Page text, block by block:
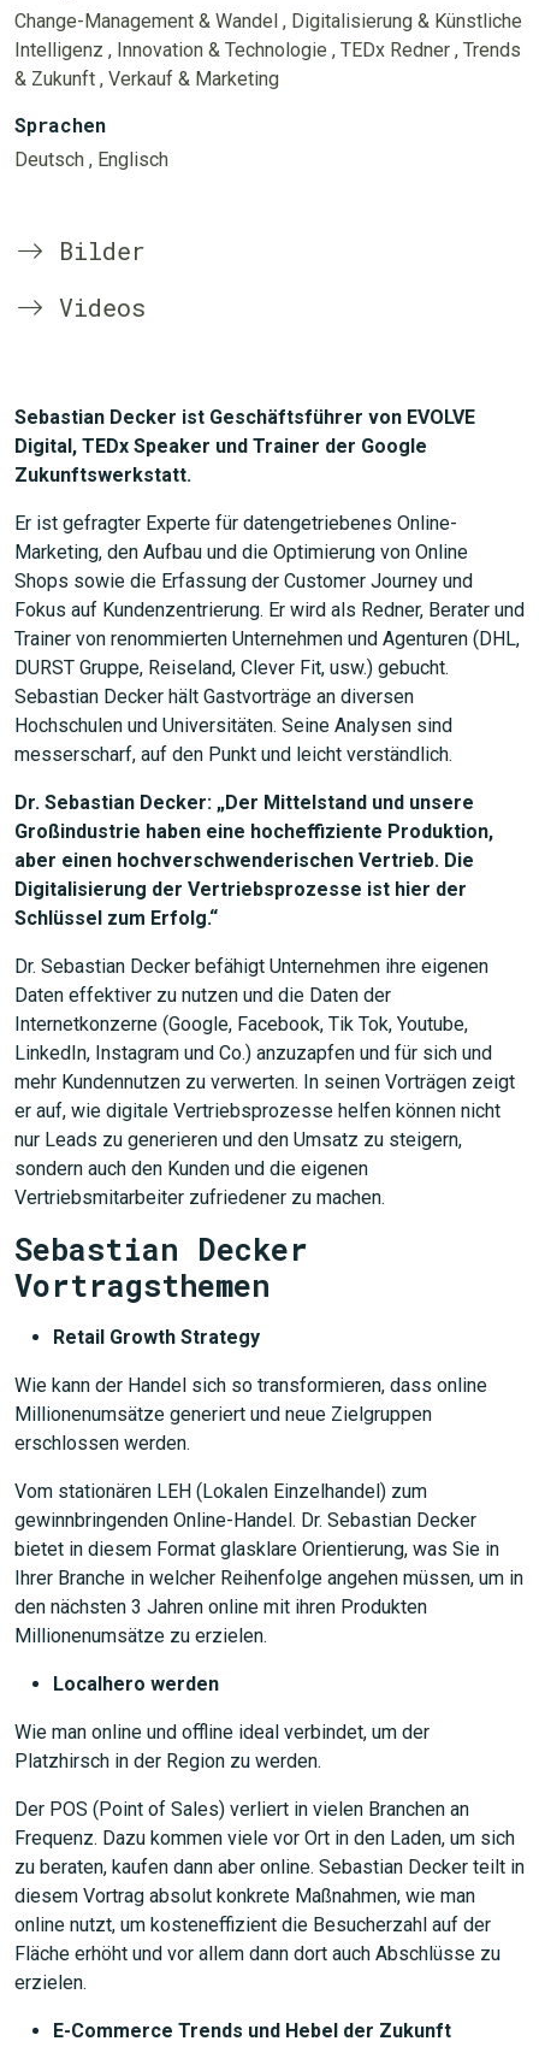
Change-Management & Wandel , Digitalisierung & Künstliche
Intelligenz , Innovation & Technologie , TEDx Redner , Trends
& Zukunft , Verkauf & Marketing
Sprachen
Deutsch , Englisch
Bilder
Videos
Sebastian Decker ist Geschäftsführer von EVOLVE
Digital, TEDx Speaker und Trainer der Google
Zukunftswerkstatt.
Er ist gefragter Experte für datengetriebenes Online-
Marketing, den Aufbau und die Optimierung von Online
Shops sowie die Erfassung der Customer Journey und
Fokus auf Kundenzentrierung. Er wird als Redner, Berater und
Trainer von renommierten Unternehmen und Agenturen (DHL,
DURST Gruppe, Reiseland, Clever Fit, usw.) gebucht.
Sebastian Decker hält Gastvorträge an diversen
Hochschulen und Universitäten. Seine Analysen sind
messerscharf, auf den Punkt und leicht verständlich.
Dr. Sebastian Decker: „Der Mittelstand und unsere
Großindustrie haben eine hocheffiziente Produktion,
aber einen hochverschwenderischen Vertrieb. Die
Digitalisierung der Vertriebsprozesse ist hier der
Schlüssel zum Erfolg.“
Dr. Sebastian Decker befähigt Unternehmen ihre eigenen
Daten effektiver zu nutzen und die Daten der
Internetkonzerne (Google, Facebook, Tik Tok, Youtube,
LinkedIn, Instagram und Co.) anzuzapfen und für sich und
mehr Kundennutzen zu verwerten. In seinen Vorträgen zeigt
er auf, wie digitale Vertriebsprozesse helfen können nicht
nur Leads zu generieren und den Umsatz zu steigern,
sondern auch den Kunden und die eigenen
Vertriebsmitarbeiter zufriedener zu machen.
Sebastian Decker
Vortragsthemen
Retail Growth Strategy
Wie kann der Handel sich so transformieren, dass online
Millionenumsätze generiert und neue Zielgruppen
erschlossen werden.
Vom stationären LEH (Lokalen Einzelhandel) zum
gewinnbringenden Online-Handel. Dr. Sebastian Decker
bietet in diesem Format glasklare Orientierung, was Sie in
Ihrer Branche in welcher Reihenfolge angehen müssen, um in
den nächsten 3 Jahren online mit ihren Produkten
Millionenumsätze zu erzielen.
Localhero werden
Wie man online und offline ideal verbindet, um der
Platzhirsch in der Region zu werden.
Der POS (Point of Sales) verliert in vielen Branchen an
Frequenz. Dazu kommen viele vor Ort in den Laden, um sich
zu beraten, kaufen dann aber online. Sebastian Decker teilt in
diesem Vortrag absolut konkrete Maßnahmen, wie man
online nutzt, um kosteneffizient die Besucherzahl auf der
Fläche erhöht und vor allem dann dort auch Abschlüsse zu
erzielen.
E-Commerce Trends und Hebel der Zukunft